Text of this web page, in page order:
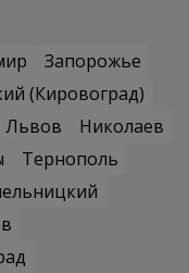
Запорожье
(Кировоград)
Львов
Николаев
Тернополь